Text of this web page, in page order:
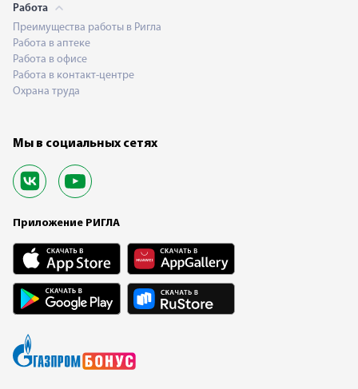
Работа
Преимущества работы в Ригла
Работа в аптеке
Работа в офисе
Работа в контакт-центре
Охрана труда
Мы в социальных сетях
Приложение РИГЛА